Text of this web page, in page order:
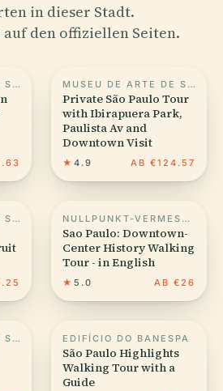
in dieser Stadt.
den offiziellen Seiten.
MUSEU DE ARTE DE SÃO PAULO MUSEU DE ARTE DE SÃO PAULO
Private São Paulo Tour
with Ibirapuera Park,
Paulista Av and
Downtown Visit
★ 4.9 AB €124.57
MUSEU DE ARTE DE SÃO PAULO NULLPUNKT-VERMESSUNGSMARKE DER STADT SÃO PAULO
Sao Paulo: Downtown-
Center History Walking
Tour - in English
★ 5.0 AB €26
MUSEU DE ARTE DE SÃO PAULO EDIFÍCIO DO BANESPA
São Paulo Highlights
Walking Tour with a
Guide